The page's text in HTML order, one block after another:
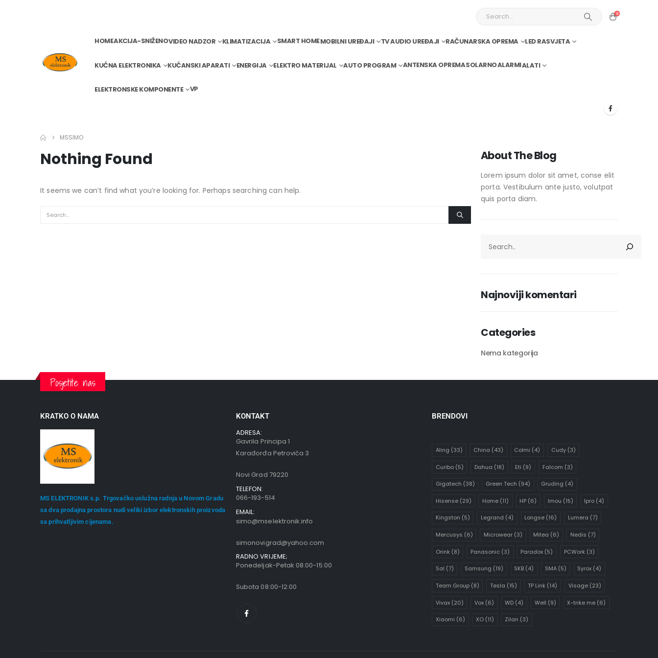
0
HOMEAKCIJA-SNIŽENOVIDEO NADZOR KLIMATIZACIJA SMART HOMEMOBILNI UREĐAJI TV AUDIO UREĐAJI RAČUNARSKA OPREMA LED RASVJETA
KUĆNA ELEKTRONIKA KUĆANSKI APARATI ENERGIJA ELEKTRO MATERIJAL AUTO PROGRAM ANTENSKA OPREMASOLARNOALARMIALATI
ELEKTRONSKE KOMPONENTE VP
MSSIMO
Nothing Found
It seems we can’t find what you’re looking for. Perhaps searching can help.
About The Blog
Lorem ipsum dolor sit amet, conse elit
porta. Vestibulum ante justo, volutpat
quis porta diam.
Najnoviji komentari
Categories
Nema kategorija
Posjetite nas
KRATKO O NAMA
MS ELEKTRONIK s.p. Trgovačko uslužna radnja u Novom Gradu
sa dva prodajna prostora nudi veliki izbor elektronskih proizvoda
sa prihvatljivim cijenama.
KONTAKT
ADRESA:
Gavrila Principa 1
Karađorđa Petrovića 3
Novi Grad 79220
TELEFON:
066-193-514
EMAIL:
simo@mselektronik.info
simonovigrad@yahoo.com
RADNO VRIJEME;
Ponedeljak-Petak 08:00-15:00
Subota 08:00-12:00
BRENDOVI
Aling (33) China (43) Colmi (4) Cudy(3)
Curibo(5) Dahua (18) Eti (9) Falcom (3)
Gigatech (38) Green Tech (94) Gruding (4)
Hisense(29) Home(11) HP (6) Imou (15) Ipro (4)
Kingston (5) Legrand (4) Longse (16) Lumera (7)
Mercusys (6) Microwear(3) Mitea (6) Nedis (7)
Orink(8) Panasonic(3) Paradox (5) PCWork(3)
Sal (7) Samsung (19) SKB (4) SMA(5) Syrox (4)
Team Group(8) Tesla (15) TP Link (14) Visage(23)
Vivax(20) Vox(6) WD (4) Well (9) X-trike me (6)
Xiaomi (6) XO(11) Zilan (3)